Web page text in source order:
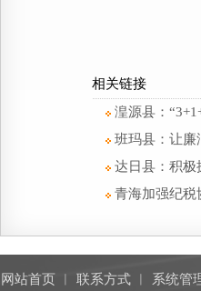
相关链接
湟源县：
班玛县：让廉
达日县：积
青海加强纪
网站首页 联系方式 系统管